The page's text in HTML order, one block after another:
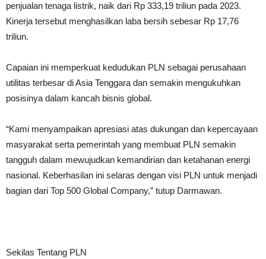
penjualan tenaga listrik, naik dari Rp 333,19 triliun pada 2023.
Kinerja tersebut menghasilkan laba bersih sebesar Rp 17,76
triliun.
Capaian ini memperkuat kedudukan PLN sebagai perusahaan
utilitas terbesar di Asia Tenggara dan semakin mengukuhkan
posisinya dalam kancah bisnis global.
“Kami menyampaikan apresiasi atas dukungan dan kepercayaan
masyarakat serta pemerintah yang membuat PLN semakin
tangguh dalam mewujudkan kemandirian dan ketahanan energi
nasional. Keberhasilan ini selaras dengan visi PLN untuk menjadi
bagian dari Top 500 Global Company,” tutup Darmawan.
Sekilas Tentang PLN